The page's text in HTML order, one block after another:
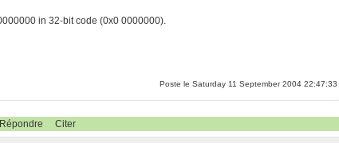
in 32-bit code (0x0 0000000).
Poste le Saturday 11 September 2004 22:47:33
Répondre Citer